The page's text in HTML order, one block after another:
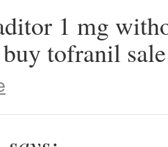
1 mg
buy tofranil sale